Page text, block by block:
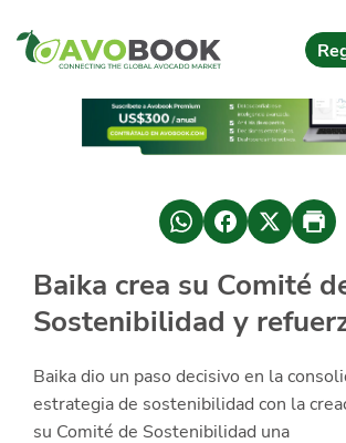
AvoReports
AvoComments
AvoMagazine
AvoEvents
Baika crea su Comité
Sostenibilidad y
Baika dio un paso decisivo en la
estrategia de sostenibilidad con la
su Comité de Sostenibilidad una